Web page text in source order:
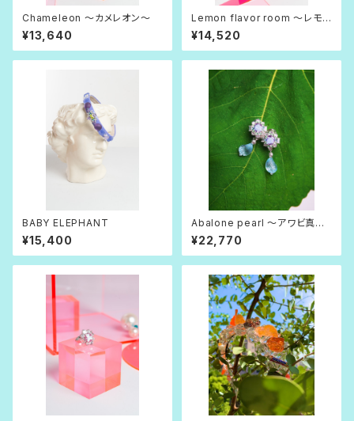
Chameleon 〜カメレオン〜
¥13,640
Lemon flavor room 〜レモン
フレーバー・ルーム〜
¥14,520
BABY ELEPHANT
¥15,400
Abalone pearl 〜アワビ真
珠〜
¥22,770